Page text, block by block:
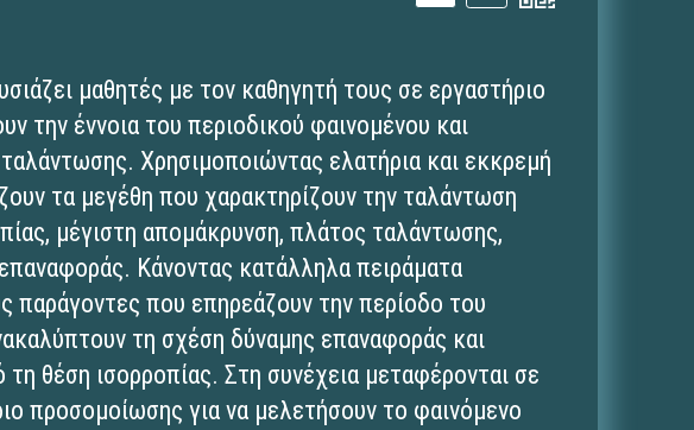
μαθητές με τον καθηγητή τους σε εργαστήριο
την έννοια του περιοδικού φαινομένου και
Χρησιμοποιώντας ελατήρια και εκκρεμή
τα μεγέθη που χαρακτηρίζουν την ταλάντωση
μέγιστη απομάκρυνση, πλάτος ταλάντωσης,
Κάνοντας κατάλληλα πειράματα
παράγοντες που επηρεάζουν την περίοδο του
τη σχέση δύναμης επαναφοράς και
θέση ισορροπίας. Στη συνέχεια μεταφέρονται σε
προσομοίωσης για να μελετήσουν το φαινόμενο